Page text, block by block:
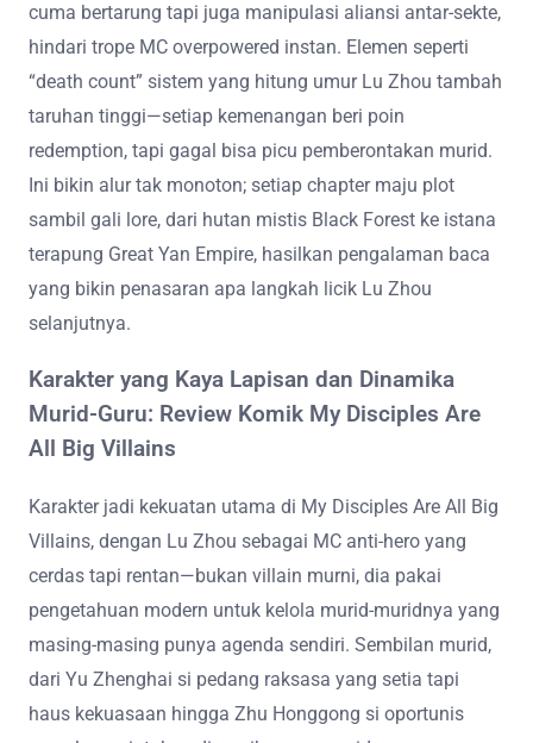
cuma bertarung tapi juga manipulasi aliansi antar-sekte,
hindari trope MC overpowered instan. Elemen seperti
“death count” sistem yang hitung umur Lu Zhou tambah
taruhan tinggi—setiap kemenangan beri poin
redemption, tapi gagal bisa picu pemberontakan murid.
Ini bikin alur tak monoton; setiap chapter maju plot
sambil gali lore, dari hutan mistis Black Forest ke istana
terapung Great Yan Empire, hasilkan pengalaman baca
yang bikin penasaran apa langkah licik Lu Zhou
selanjutnya.
Karakter yang Kaya Lapisan dan Dinamika
Murid-Guru: Review Komik My Disciples Are
All Big Villains
Karakter jadi kekuatan utama di My Disciples Are All Big
Villains, dengan Lu Zhou sebagai MC anti-hero yang
cerdas tapi rentan—bukan villain murni, dia pakai
pengetahuan modern untuk kelola murid-muridnya yang
masing-masing punya agenda sendiri. Sembilan murid,
dari Yu Zhenghai si pedang raksasa yang setia tapi
haus kekuasaan hingga Zhu Honggong si oportunis